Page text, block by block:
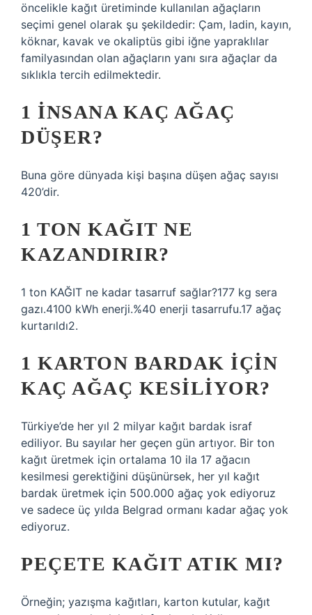
öncelikle kağıt üretiminde kullanılan ağaçların
seçimi genel olarak şu şekildedir: Çam, ladin, kayın,
köknar, kavak ve okaliptüs gibi iğne yapraklılar
familyasından olan ağaçların yanı sıra ağaçlar da
sıklıkla tercih edilmektedir.
1 INSANA KAÇ AĞAÇ
DÜŞER?
Buna göre dünyada kişi başına düşen ağaç sayısı
420’dir.
1 TON KAĞIT NE
KAZANDIRIR?
1 ton KAĞIT ne kadar tasarruf sağlar?177 kg sera
gazı.4100 kWh enerji.%40 enerji tasarrufu.17 ağaç
kurtarıldı2.
1 KARTON BARDAK IÇIN
KAÇ AĞAÇ KESILIYOR?
Türkiye’de her yıl 2 milyar kağıt bardak israf
ediliyor. Bu sayılar her geçen gün artıyor. Bir ton
kağıt üretmek için ortalama 10 ila 17 ağacın
kesilmesi gerektiğini düşünürsek, her yıl kağıt
bardak üretmek için 500.000 ağaç yok ediyoruz
ve sadece üç yılda Belgrad ormanı kadar ağaç yok
ediyoruz.
PEÇETE KAĞIT ATIK MI?
Örneğin; yazışma kağıtları, karton kutular, kağıt